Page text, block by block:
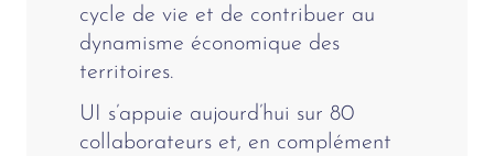
cycle de vie et de contribuer au
dynamisme économique des
territoires.
UI s’appuie aujourd’hui sur 80
collaborateurs et, en complément